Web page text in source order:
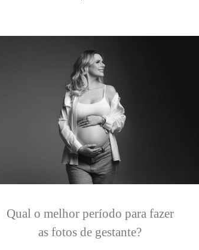
Qual o melhor período para fazer
as fotos de gestante?